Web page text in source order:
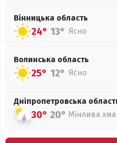
Вінницька область
24° 13° Ясно
Волинська область
25° 12° Ясно
Дніпропетровська
30° 20° Мінлива